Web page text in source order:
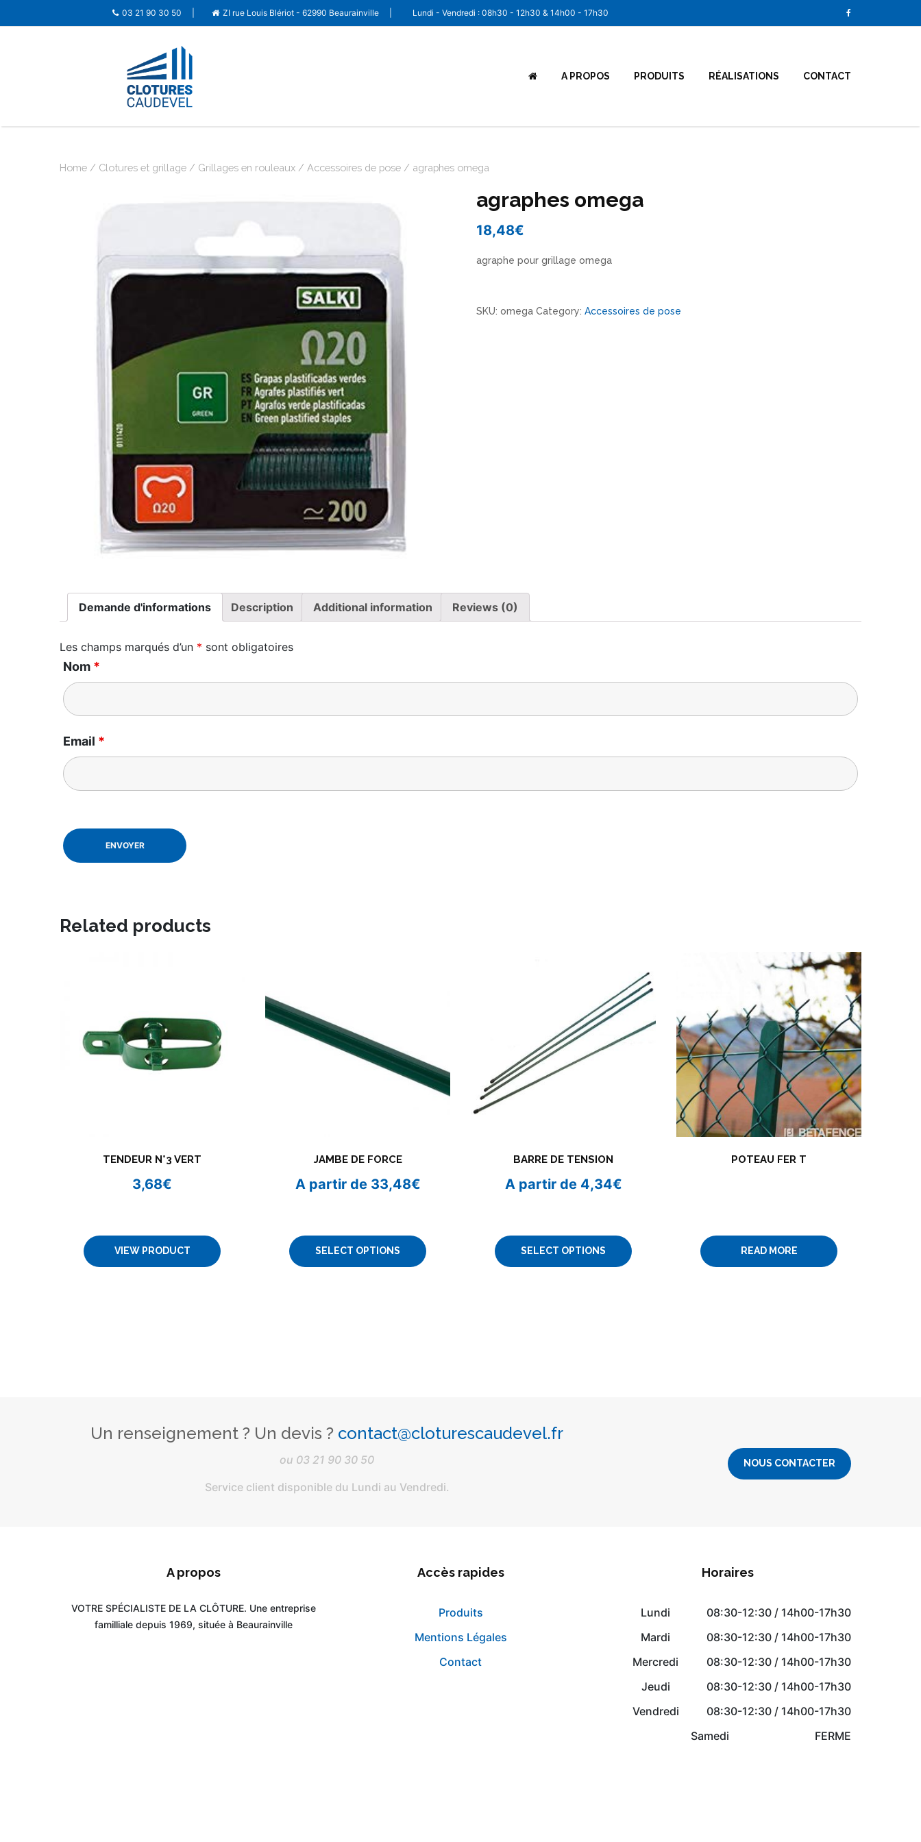
03 21 90 30 50 ZI rue Louis Blériot - 62990 Beaurainville Lundi - Vendredi : 08h30 - 12h30 & 14h00 - 17h30
A PROPOS PRODUITS RÉALISATIONS CONTACT
Home / Clotures et grillage / Grillages en rouleaux / Accessoires de pose / agraphes omega
agraphes omega
18,48€
agraphe pour grillage omega
omega
SKU: omega Category:Accessoires de pose
Demande d'informations Description Additional information Reviews (0)
Les champs marqués d’un * sont obligatoires
Nom *
Email *
Related products
TENDEUR N°3 VERT
3,68€
VIEW PRODUCT
JAMBE DE FORCE
A partir de 33,48€
SELECT OPTIONS
BARRE DE TENSION
A partir de 4,34€
SELECT OPTIONS
POTEAU FER T
READ MORE
Un renseignement ? Un devis ? contact@cloturescaudevel.fr
ou 03 21 90 30 50
Service client disponible du Lundi au Vendredi.
NOUS CONTACTER
A propos
VOTRE SPÉCIALISTE DE LA CLÔTURE. Une entreprise
familliale depuis 1969, située à Beaurainville
Accès rapides
Produits
Mentions Légales
Contact
Horaires
Lundi
08:30-12:30 / 14h00-17h30
Mardi
08:30-12:30 / 14h00-17h30
Mercredi
08:30-12:30 / 14h00-17h30
Jeudi
08:30-12:30 / 14h00-17h30
Vendredi
08:30-12:30 / 14h00-17h30
Samedi
FERME